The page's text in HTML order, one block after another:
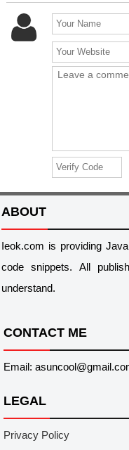
ABOUT
Ieok.com is providing
code snippets. All
understand.
CONTACT ME
Email:
LEGAL
Privacy Policy